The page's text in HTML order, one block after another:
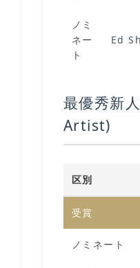
ノミ
ネー
ト
Ed
最優秀新
Artist)
区別
受賞
ノミネート